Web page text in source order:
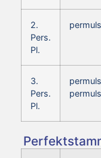
2.
Pers.
Pl.
3.
Pers.
Pl.